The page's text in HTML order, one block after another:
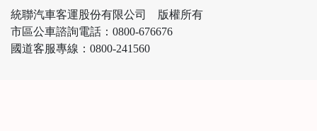
統聯汽車客運股份有限公司 版權所有
市區公車諮詢電話：0800-676676
國道客服專線：0800-241560